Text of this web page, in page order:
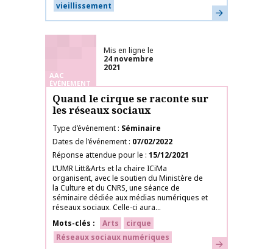
vieillissement
En savoir plus
AAC
ÉVÉNEMENT
Mis en ligne le
24 novembre
2021
Quand le cirque se raconte sur
les réseaux sociaux
Type d’événement Séminaire
Dates de l’événement 07/02/2022
Réponse attendue pour le 15/12/2021
L’UMR Litt&Arts et la chaire ICiMa
organisent, avec le soutien du Ministère de
la Culture et du CNRS, une séance de
séminaire dédiée aux médias numériques et
réseaux sociaux. Celle-ci aura...
Mots-clés
Arts
cirque
Réseaux sociaux numériques
En savoir plus